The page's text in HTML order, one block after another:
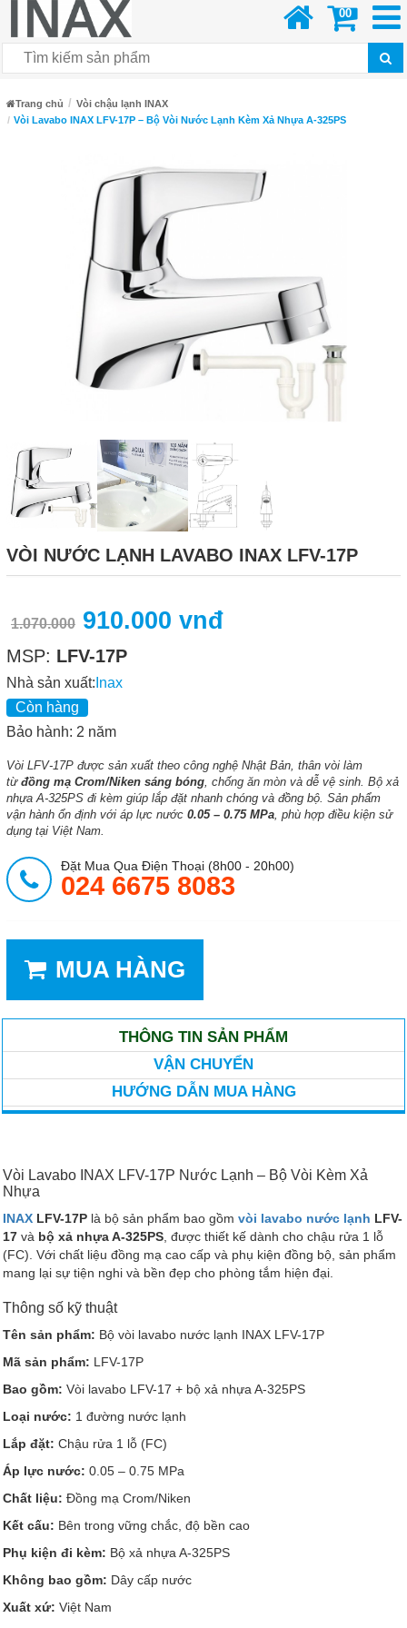
00
Trang chủ
Vòi chậu lạnh INAX
Vòi Lavabo INAX LFV-17P – Bộ Vòi Nước Lạnh Kèm Xả Nhựa A-325PS
VÒI NƯỚC LẠNH LAVABO INAX LFV-17P
1.070.000 910.000 vnđ
MSP: LFV-17P
Nhà sản xuất: Inax
Còn hàng
Bảo hành: 2 năm
Vòi LFV-17P được sản xuất theo công nghệ Nhật Bản, thân vòi làm
từ đồng mạ Crom/Niken sáng bóng, chống ăn mòn và dễ vệ sinh. Bộ xả
nhựa A-325PS đi kèm giúp lắp đặt nhanh chóng và đồng bộ. Sản phẩm
vận hành ổn định với áp lực nước 0.05 – 0.75 MPa, phù hợp điều kiện sử
dụng tại Việt Nam.
Đặt Mua Qua Điện Thoại (8h00 - 20h00)
024 6675 8083
MUA HÀNG
THÔNG TIN SẢN PHẨM
VẬN CHUYỂN
HƯỚNG DẪN MUA HÀNG
Vòi Lavabo INAX LFV-17P Nước Lạnh – Bộ Vòi Kèm Xả
Nhựa
INAX LFV-17P là bộ sản phẩm bao gồm vòi lavabo nước lạnh LFV-
17 và bộ xả nhựa A-325PS , được thiết kế dành cho chậu rửa 1 lỗ
(FC). Với chất liệu đồng mạ cao cấp và phụ kiện đồng bộ, sản phẩm
mang lại sự tiện nghi và bền đẹp cho phòng tắm hiện đại.
Thông số kỹ thuật
Tên sản phẩm: Bộ vòi lavabo nước lạnh INAX LFV-17P
Mã sản phẩm: LFV-17P
Bao gồm: Vòi lavabo LFV-17 + bộ xả nhựa A-325PS
Loại nước: 1 đường nước lạnh
Lắp đặt: Chậu rửa 1 lỗ (FC)
Áp lực nước: 0.05 – 0.75 MPa
Chất liệu: Đồng mạ Crom/Niken
Kết cấu: Bên trong vững chắc, độ bền cao
Phụ kiện đi kèm: Bộ xả nhựa A-325PS
Không bao gồm: Dây cấp nước
Xuất xứ: Việt Nam